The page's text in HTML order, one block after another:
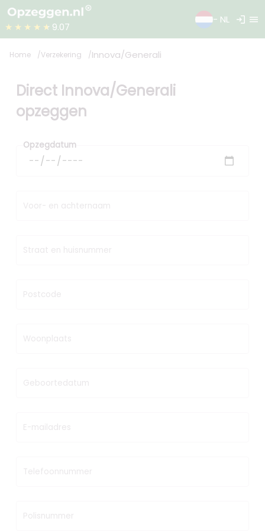
★★★★★ 9.07
- NL login menu
Home Verzekering Innova/Generali
Direct Innova/Generali
opzeggen
Opzegdatum
Voor- en achternaam
Straat en huisnummer
Postcode
Woonplaats
Geboortedatum
E-mailadres
Telefoonnummer
Polisnummer